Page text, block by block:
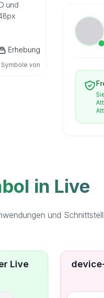
und
Erhebung
Symbole von
in Live
und
Live